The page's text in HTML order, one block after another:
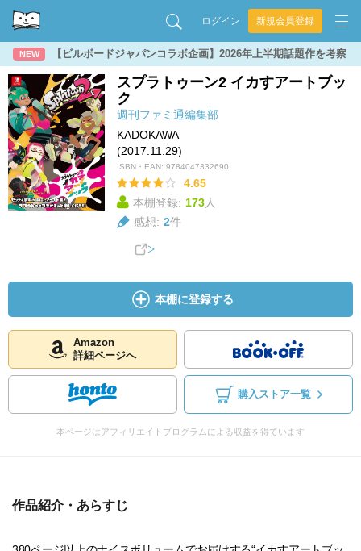
ログイン 新規会員登録
NEW 【ビルボードジャパンコラボ企画】2026年上半期話題作を考察
スプラトゥーン2 イカすアートブッ
ク
週刊ファミ通編集部
KADOKAWA
(2017.11.29)
ISBN・EAN: 9784047332690
4.65
本棚登録: 173人
感想: 2件
本棚に登録する
Amazon
詳細ページへ
購入ストア一覧
本ページはアフィリエイトプログラムによる収益を得ています
作品紹介・あらすじ